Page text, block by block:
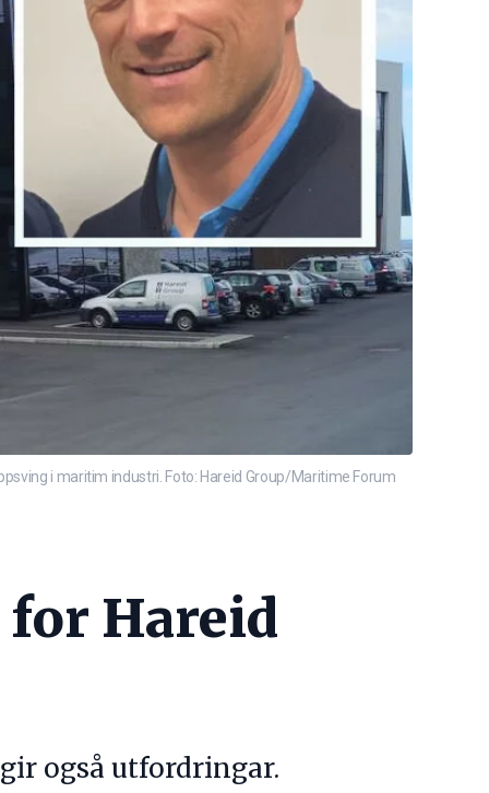
i maritim industri. Foto: Hareid Group/Maritime Forum
Hareid
også utfordringar.